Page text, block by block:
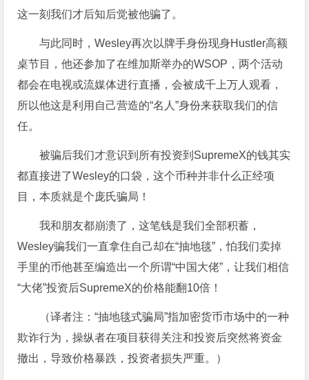
这一刻我们才后知后觉被他骗了。
与此同时，Wesley再次以牌手身份现身Hustler高额
桌节目，他还参加了在维加斯举办的WSOP，两个活动
都会在电视或流媒体进行直播，会被成千上万人观看，
所以他这是利用自己营造的“名人”身份来获取我们的信
任。
被骗后我们才意识到所有投资到SupremeX的钱其实
都直接进了Wesley的口袋，这个币种并非什么正经项
目，本质就是个庞氏骗局！
我和朋友都崩溃了，这笔钱是我们全部积蓄，
Wesley骗我们一直拿住自己却在“抽地毯”，怕我们卖掉
手里的币他甚至编造出一个所谓“中国大佬”，让我们相信
“大佬”投资后SupremeX的价格能翻10倍！
（译者注：“抽地毯式骗局”指加密货币市场中的一种
欺诈行为，操纵者在项目获得关注和投资后突然将资金
撤出，导致价格暴跌，投资者损失严重。）